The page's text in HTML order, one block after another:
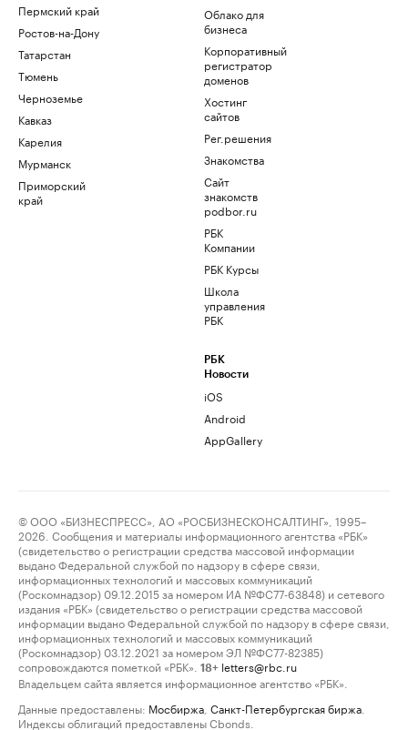
Пермский край
Ростов-на-Дону
Татарстан
Тюмень
Черноземье
Кавказ
Карелия
Мурманск
Приморский
край
Облако для
бизнеса
Корпоративный
регистратор
доменов
Хостинг
сайтов
Рег.решения
Знакомства
Сайт
знакомств
podbor.ru
РБК
Компании
РБК Курсы
Школа
управления
РБК
РБК
Новости
iOS
Android
AppGallery
© ООО «БИЗНЕСПРЕСС», АО «РОСБИЗНЕСКОНСАЛТИНГ», 1995–
2026. Сообщения и материалы информационного агентства «РБК»
(свидетельство о регистрации средства массовой информации
выдано Федеральной службой по надзору в сфере связи,
информационных технологий и массовых коммуникаций
(Роскомнадзор) 09.12.2015 за номером ИА №ФС77-63848) и сетевого
издания «РБК» (свидетельство о регистрации средства массовой
информации выдано Федеральной службой по надзору в сфере связи,
информационных технологий и массовых коммуникаций
(Роскомнадзор) 03.12.2021 за номером ЭЛ №ФС77-82385)
сопровождаются пометкой «РБК».
18+ letters@rbc.ru
Владельцем сайта является информационное агентство «РБК».
Данные предоставлены: Мосбиржа Санкт-Петербургская биржа
Индексы облигаций предоставлены Cbonds.